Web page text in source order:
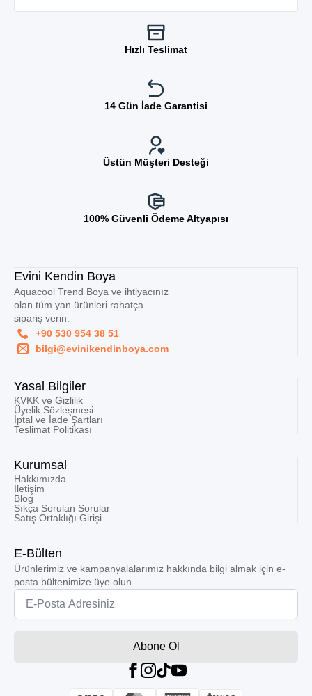
Hızlı Teslimat
14 Gün İade Garantisi
Üstün Müşteri Desteği
100% Güvenli Ödeme Altyapısı
Evini Kendin Boya
Aquacool Trend Boya ve ihtiyacınız
olan tüm yan ürünleri rahatça
sipariş verin.
+90 530 954 38 51
bilgi@evinikendinboya.com
Yasal Bilgiler
KVKK ve Gizlilik
Üyelik Sözleşmesi
İptal ve İade Şartları
Teslimat Politikası
Kurumsal
Hakkımızda
İletişim
Blog
Sıkça Sorulan Sorular
Satış Ortaklığı Girişi
E-Bülten
Ürünlerimiz ve kampanyalalarımız hakkında bilgi almak için e-
posta bültenimize üye olun.
Email
Abone Ol